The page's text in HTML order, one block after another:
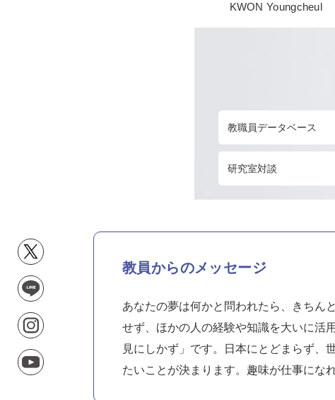
KWON Youngcheul
教職員データベース
研究室対談
教員からのメッセージ
あなたの夢は何かと問われたら、きちん
せず、ほかの人の経験や知識を大いに活
見にしかず」です。日本にとどまらず、
たいことが決まります。趣味が仕事にな